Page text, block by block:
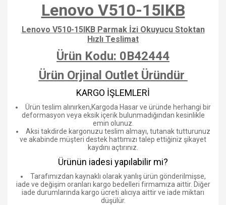
Lenovo V510-15IKB
Lenovo V510-15IKB Parmak İzi Okuyucu Stoktan
Hızlı Teslimat
Ürün Kodu: 0B42444
Ürün Orjinal Outlet Üründür
KARGO İŞLEMLERİ
Ürün teslim alınırken,Kargoda Hasar ve üründe herhangi bir
deformasyon veya eksik içerik bulunmadığından kesinlikle
emin olunuz.
Aksi takdirde kargonuzu teslim almayı, tutanak tutturunuz
ve akabinde müşteri destek hattımızı talep ettiğiniz şikayet
kaydını açtırınız.
Ürünün iadesi yapılabilir mi?
Tarafımızdan kaynaklı olarak yanlış ürün gönderilmişse,
iade ve değişim oranları kargo bedelleri firmamıza aittir. Diğer
iade durumlarında kargo ücreti alıcıya aittir ve iade miktarı
düşülür.